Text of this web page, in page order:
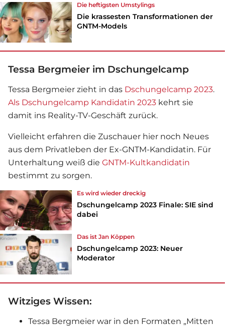
Die heftigsten Umstylings
Die krassesten Transformationen der
GNTM-Models
Tessa Bergmeier im Dschungelcamp
Tessa Bergmeier zieht in das Dschungelcamp 2023.
Als Dschungelcamp Kandidatin 2023 kehrt sie
damit ins Reality-TV-Geschäft zurück.
Vielleicht erfahren die Zuschauer hier noch Neues
aus dem Privatleben der Ex-GNTM-Kandidatin. Für
Unterhaltung weiß die GNTM-Kultkandidatin
bestimmt zu sorgen.
Es wird wieder dreckig
Dschungelcamp 2023 Finale: SIE sind
dabei
Das ist Jan Köppen
Dschungelcamp 2023: Neuer
Moderator
Witziges Wissen:
Tessa Bergmeier war in den Formaten „Mitten